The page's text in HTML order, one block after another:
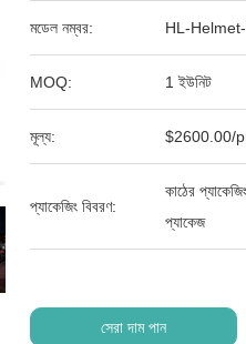
মডেল নম্বর: HL-
MOQ: 1 ইউনিট
মূল্য: $2600.00/
প্যাকেজিং বিবরণ:
কাঠের
প্যাকেজ
সেরা দাম পান